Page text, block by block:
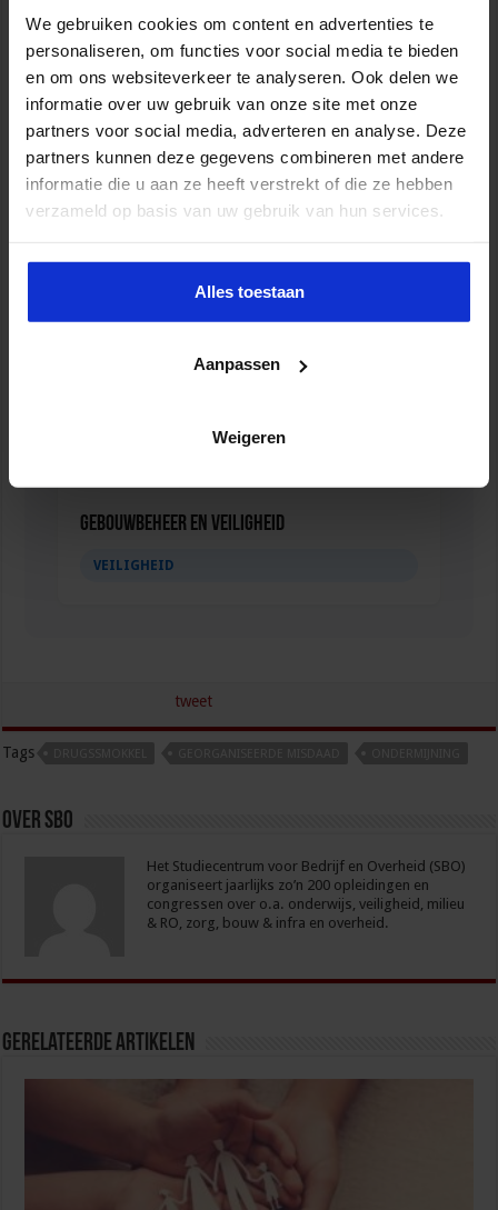
We gebruiken cookies om content en advertenties te
personaliseren, om functies voor social media te bieden
en om ons websiteverkeer te analyseren. Ook delen we
informatie over uw gebruik van onze site met onze
partners voor social media, adverteren en analyse. Deze
partners kunnen deze gegevens combineren met andere
informatie die u aan ze heeft verstrekt of die ze hebben
verzameld op basis van uw gebruik van hun services.
Alles toestaan
Aanpassen
Weigeren
Opleiding Adviseur zorg en veiligheid
VEILIGHEID
Gebouwbeheer en veiligheid
VEILIGHEID
tweet
Tags
Over sbo
Het Studiecentrum voor Bedrijf en Overheid (SBO)
organiseert jaarlijks zo’n 200 opleidingen en
congressen over o.a. onderwijs, veiligheid, milieu
& RO, zorg, bouw & infra en overheid.
Gerelateerde Artikelen